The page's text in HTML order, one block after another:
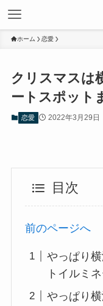
ホーム 恋愛
クリスマスは
ートスポット
恋愛 2022年3月29日
目次
前のページへ
やっぱり
トイルミ
やっぱり